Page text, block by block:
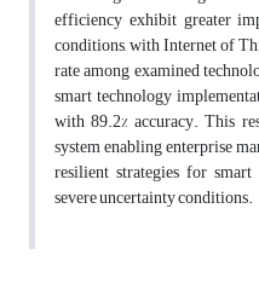
efficiency exhibit greater
conditions, with Internet of
rate among examined
smart technology
with 89.2% accuracy. This
system enabling enterprise
resilient strategies for
severe uncertainty conditions.